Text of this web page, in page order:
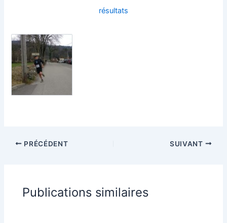
résultats
PRÉCÉDENT SUIVANT
Publications similaires